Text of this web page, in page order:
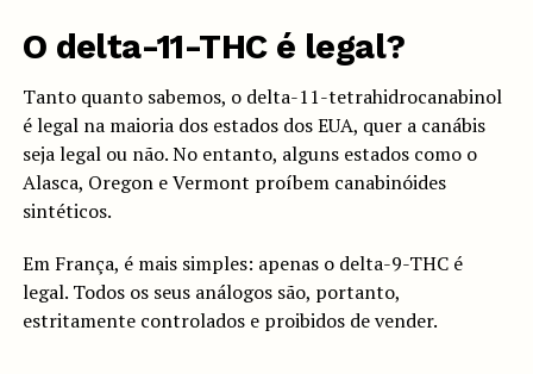
O delta-11-THC é legal?
Tanto quanto sabemos, o delta-11-tetrahidrocanabinol
é legal na maioria dos estados dos EUA, quer a canábis
seja legal ou não. No entanto, alguns estados como o
Alasca, Oregon e Vermont proíbem canabinóides
sintéticos.
Em França, é mais simples: apenas o delta-9-THC é
legal. Todos os seus análogos são, portanto,
estritamente controlados e proibidos de vender.